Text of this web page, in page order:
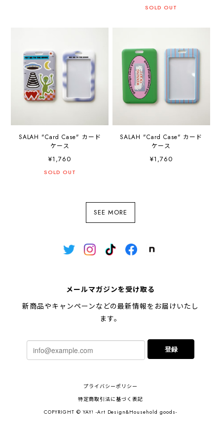
SOLD OUT
SALAH "Card Case" カード
ケース
¥1,760
SOLD OUT
SALAH "Card Case" カード
ケース
¥1,760
SEE MORE
メールマガジンを受け取る
新商品やキャンペーンなどの最新情報をお届けいたし
ます。
登録
プライバシーポリシー
特定商取引法に基づく表記
COPYRIGHT © YAY! -Art Design&Household goods-